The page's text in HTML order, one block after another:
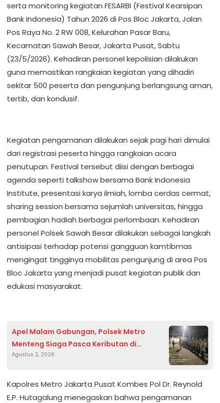
serta monitoring kegiatan FESARBI (Festival Kearsipan
Bank Indonesia) Tahun 2026 di Pos Bloc Jakarta, Jalan
Pos Raya No. 2 RW 008, Kelurahan Pasar Baru,
Kecamatan Sawah Besar, Jakarta Pusat, Sabtu
(23/5/2026). Kehadiran personel kepolisian dilakukan
guna memastikan rangkaian kegiatan yang dihadiri
sekitar 500 peserta dan pengunjung berlangsung aman,
tertib, dan kondusif.
Kegiatan pengamanan dilakukan sejak pagi hari dimulai
dari registrasi peserta hingga rangkaian acara
penutupan. Festival tersebut diisi dengan berbagai
agenda seperti talkshow bersama Bank Indonesia
Institute, presentasi karya ilmiah, lomba cerdas cermat,
sharing session bersama sejumlah universitas, hingga
pembagian hadiah berbagai perlombaan. Kehadiran
personel Polsek Sawah Besar dilakukan sebagai langkah
antisipasi terhadap potensi gangguan kamtibmas
mengingat tingginya mobilitas pengunjung di area Pos
Bloc Jakarta yang menjadi pusat kegiatan publik dan
edukasi masyarakat.
Apel Malam Gabungan, Polsek Metro
Menteng Siaga Pasca Keributan di
Pegangsaan
Agustus 2, 2026
Kapolres Metro Jakarta Pusat Kombes Pol Dr. Reynold
E.P. Hutagalung menegaskan bahwa pengamanan